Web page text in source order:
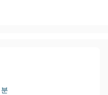
시면 됩니다.